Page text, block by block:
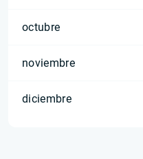
octubre
noviembre
diciembre